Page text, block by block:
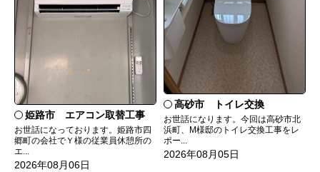
姫路市 エアコン取替工事
お世話になっております。姫路市四
郷町の会社でＹ様の従業員休憩所の
エ...
2026年08月06日
高砂市 トイレ交換
お世話になります。今回は高砂市北
浜町、M様邸のトイレ交換工事をレ
ポー...
2026年08月05日